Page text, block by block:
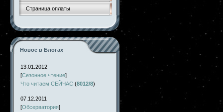
Страница оплаты
Новое в Блогах
13.01.2012
[Сезонное чтение]
Что читаем СЕЙЧАС (8012/8)
07.12.2011
[Обсерватория]